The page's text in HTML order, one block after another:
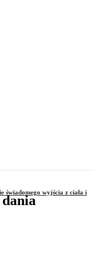
świadomego wyjścia z ciała i